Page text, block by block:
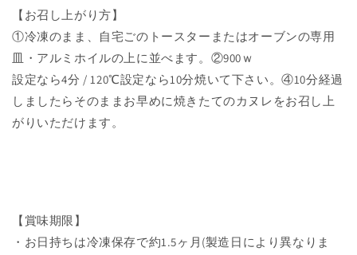
【お召し上がり方】
①冷凍のまま、自宅ごのトースターまたはオーブンの専用
皿・アルミホイルの上に並べます。 ②900ｗ
設定なら4分 / 120℃設定なら10分焼いて下さい。④10分経過
しましたらそのままお早めに焼きたてのカヌレをお召し上
がりいただけます。
【賞味期限】
・お日持ちは冷凍保存で約1.5ヶ月 (製造日により異なりま